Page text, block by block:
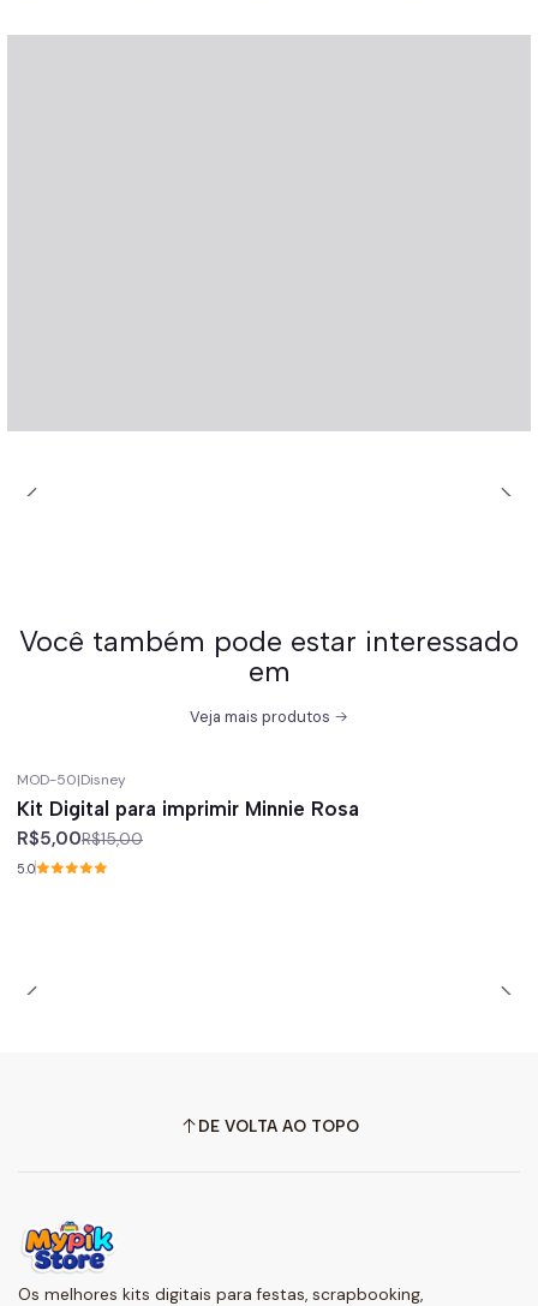
Você também pode estar interessado
em
Veja mais produtos
MOD-50|Disney
Kit Digital para imprimir Minnie Rosa
R$5,00R$15,00
5.0
DE VOLTA AO TOPO
Os melhores kits digitais para festas, scrapbooking,